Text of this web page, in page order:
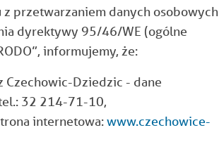
przetwarzaniem danych osobowych
dyrektywy 95/46/WE (ogólne
informujemy, że:
Czechowic-Dziedzic - dane
32 214-71-10,
internetowa:www.czechowice-